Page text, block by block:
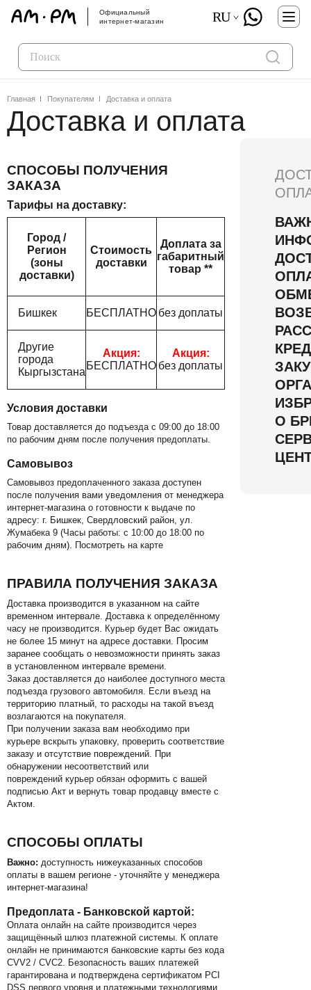
Официальный
интернет-магазин
RU
Главная Покупателям Доставка и оплата
Доставка и оплата
О
СПОСОБЫ ПОЛУЧЕНИЯ
ЗАКАЗА
Тарифы на доставку:
Город /
Регион
(зоны
доставки)
Стоимость
доставки
Доплата за
габаритный
товар **
Бишкек БЕСПЛАТНО без доплаты
Другие
города
Кыргызстана
Акция:
БЕСПЛАТНО
Акция:
без доплаты
Условия доставки
Товар доставляется до подъезда с 09:00 до 18:00
по рабочим дням после получения предоплаты.
Самовывоз
Самовывоз предоплаченного заказа доступен
после получения вами уведомления от менеджера
интернет-магазина о готовности к выдаче по
адресу: г. Бишкек, Свердловский район, ул.
Жумабека 9 (Часы работы: с 10:00 до 18:00 по
рабочим дням). Посмотреть на карте
ПРАВИЛА ПОЛУЧЕНИЯ ЗАКАЗА
Доставка производится в указанном на сайте
временном интервале. Доставка к определённому
часу не производится. Курьер будет Вас ожидать
не более 15 минут на адресе доставки. Просим
заранее сообщать о невозможности принять заказ
в установленном интервале времени.
Заказ доставляется до наиболее доступного места
подъезда грузового автомобиля. Если въезд на
территорию платный, то расходы на такой въезд
возлагаются на покупателя.
При получении заказа вам необходимо при
курьере вскрыть упаковку, проверить соответствие
заказу и отсутствие повреждений. При
обнаружении несоответствий или
повреждений курьер обязан оформить с вашей
подписью Акт и вернуть товар продавцу вместе с
Актом.
СПОСОБЫ ОПЛАТЫ
Важно: доступность нижеуказанных способов
оплаты в вашем регионе - уточняйте у менеджера
интернет-магазина!
Предоплата - Банковской картой:
Оплата онлайн на сайте производится через
защищённый шлюз платежной системы. К оплате
онлайн не принимаются банковские карты без кода
CVV2 / CVC2. Безопасность ваших платежей
гарантирована и подтверждена сертификатом PCI
DSS первого уровня и платежными технологиями